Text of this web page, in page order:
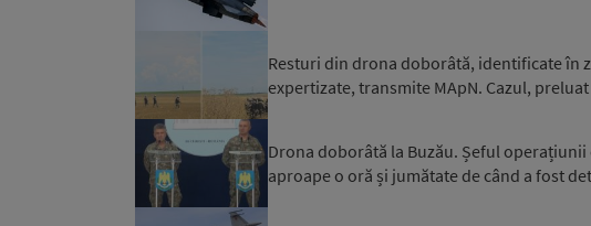
Resturi din drona doborâtă, identificate în
expertizate, transmite MApN. Cazul,
Drona doborâtă la Buzău. Șeful operațiunii
aproape o oră și jumătate de când a fost